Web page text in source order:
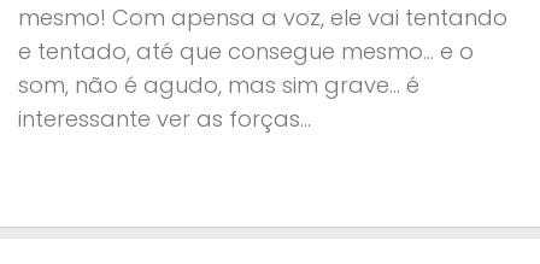
mesmo! Com apensa a voz, ele vai tentando
e tentado, até que consegue mesmo… e o
som, não é agudo, mas sim grave… é
interessante ver as forças...